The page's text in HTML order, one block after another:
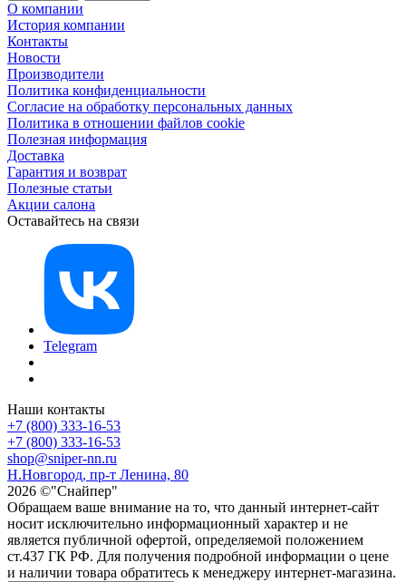
О компании
История компании
Контакты
Новости
Производители
Политика конфиденциальности
Согласие на обработку персональных данных
Политика в отношении файлов cookie
Полезная информация
Доставка
Гарантия и возврат
Полезные статьи
Акции салона
Оставайтесь на связи
Telegram
Наши контакты
+7 (800) 333-16-53
+7 (800) 333-16-53
shop@sniper-nn.ru
Н.Новгород, пр-т Ленина, 80
2026 ©"Снайпер"
Обращаем ваше внимание на то, что данный интернет-сайт
носит исключительно информационный характер и не
является публичной офертой, определяемой положением
ст.437 ГК РФ. Для получения подробной информации о цене
и наличии товара обратитесь к менеджеру интернет-магазина.